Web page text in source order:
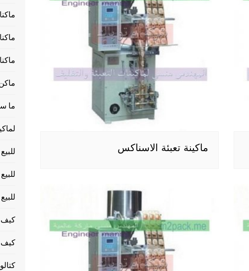
ماكينة تعبئة الاسناكس
ما
كيف
كيف